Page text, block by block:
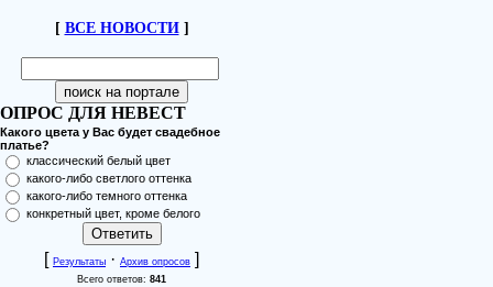
[ ВСЕ НОВОСТИ]
ОПРОС ДЛЯ НЕВЕСТ
Какого цвета у Вас будет свадебное
платье?
классический белый цвет
какого-либо светлого оттенка
какого-либо темного оттенка
конкретный цвет, кроме белого
[ Результаты · Архив опросов ]
Всего ответов: 841